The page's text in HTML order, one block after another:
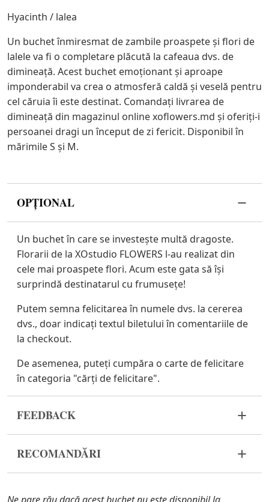
Hyacinth / lalea
Un buchet înmiresmat de zambile proaspete şi flori de
lalele va fi o completare plăcută la cafeaua dvs. de
dimineaţă. Acest buchet emoționant și aproape
imponderabil va crea o atmosferă caldă și veselă pentru
cel căruia îi este destinat. Comandaţi livrarea de
dimineaţă din magazinul online xoflowers.md şi oferiţi-i
persoanei dragi un început de zi fericit. Disponibil în
mărimile S şi M.
OPȚIONAL
Un buchet în care se investește multă dragoste.
Florarii de la XOstudio FLOWERS l-au realizat din
cele mai proaspete flori. Acum este gata să își
surprindă destinatarul cu frumusețe!
Putem semna felicitarea în numele dvs. la cererea
dvs., doar indicați textul biletului în comentariile de
la checkout.
De asemenea, puteți cumpăra o carte de felicitare
în categoria "cărți de felicitare".
FEEDBACK
buchetul dvs. nu a ajuns în stare corespunzătoare,
vă rugăm să ne contactați pentru a rezolva
RECOMANDĂRI
ambalajul buchetului și tăiați tulpinile cu un